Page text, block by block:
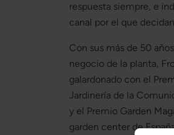
respuesta siempre, e
canal por el que
Con sus más de 50
negocio de la planta,
galardonado con el
Jardinería de la
y el Premio Garden
garden center de